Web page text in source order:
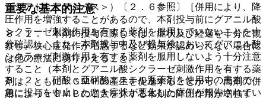
シグアト＜アデムパス＞）〔２．６参照〕［併用により、降
圧作用を増強することがあるので、本剤投与前にグアニル酸
シクラーゼ刺激作用を有する薬剤を服用していないことを十
分確認し、また、本剤投与中及び投与後においてグアニル酸
シクラーゼ刺激作用を有する薬剤を服用しないよう十分注意
すること（本剤とグアニル酸シクラーゼ刺激作用を有する薬
剤は、ともにｃＧＭＰの産生を促進することから、両剤の併
用によりｃＧＭＰの増大を介する本剤の降圧作用が増強す
重要な基本的注意
８．１． 本剤の投与に際しては、症状及び経過を十分に観
察し、狭心症発作が増悪するなど効果が認められない場合に
は他の療法に切りかえること。
８．２． 硝酸・亜硝酸エステル系薬剤を使用中の患者で、
急に投与を中止したとき症状が悪化した症例が報告されてい